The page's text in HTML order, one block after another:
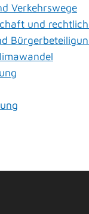
Verkehrswege
und